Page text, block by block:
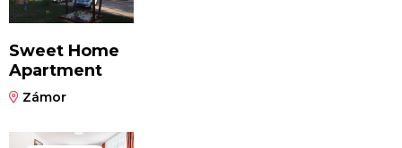
Sweet Home
Apartment
Zámor